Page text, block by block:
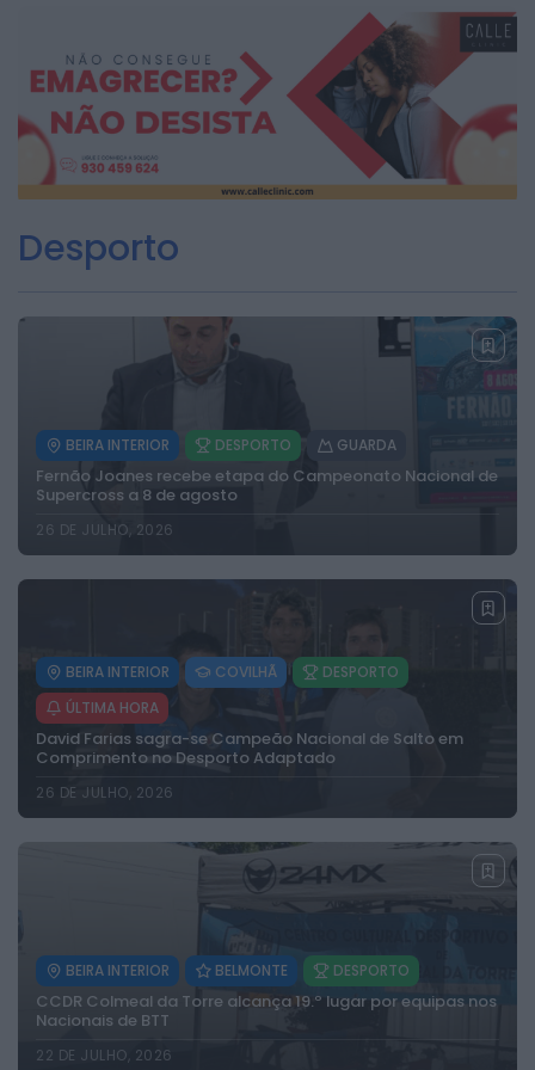
2026 Rádio Caria. Todos os direitos
Desporto
BEIRA INTERIOR DESPORTO GUARDA
Fernão Joanes recebe etapa do Campeonato Nacional de
Supercross a 8 de agosto
26 DE JULHO, 2026
BEIRA INTERIOR COVILHÃ
DESPORTO
ÚLTIMA HORA
David Farias sagra-se Campeão Nacional de Salto em
Comprimento no Desporto Adaptado
26 DE JULHO, 2026
BEIRA INTERIOR BELMONTE DESPORTO
CCDR Colmeal da Torre alcança 19.º lugar por equipas nos
Nacionais de BTT
22 DE JULHO, 2026